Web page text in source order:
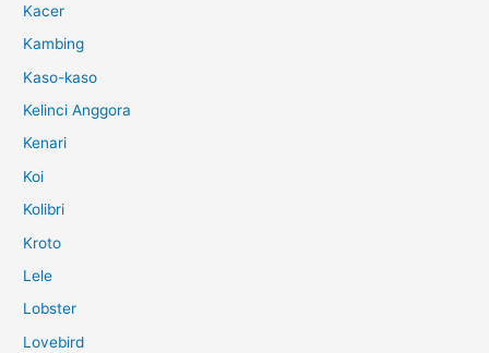
Kacer
Kambing
Kaso-kaso
Kelinci Anggora
Kenari
Koi
Kolibri
Kroto
Lele
Lobster
Lovebird